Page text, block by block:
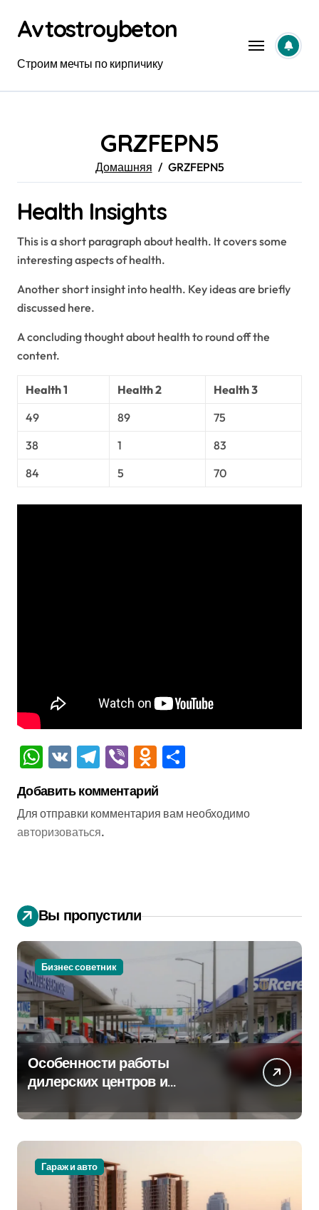
содержанию
Avtostroybeton
Строим мечты по кирпичику
GRZFEPN5
Домашняя GRZFEPN5
Health Insights
This is a short paragraph about health. It covers some
interesting aspects of health.
Another short insight into health. Key ideas are briefly
discussed here.
A concluding thought about health to round off the
content.
Health 1 Health 2
Health 3
49
89
75
38
1
83
84
5 70
WhatsApp
VK Telegram
ViberOdnoklassniki
Добавить комментарий
Для отправки комментария вам необходимо
авторизоваться.
Вы пропустили
Бизнес советник
Особенности работы
дилерских центров и
крупных проспектах
Гараж и авто